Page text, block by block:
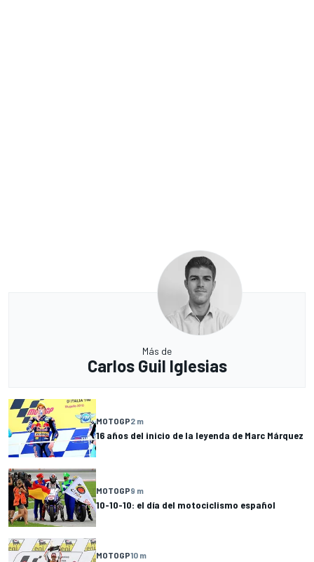
Más de
Carlos Guil Iglesias
MOTOGP2 m
16 años del inicio de la leyenda de Marc Márquez
MOTOGP9 m
10-10-10: el día del motociclismo español
MOTOGP10 m